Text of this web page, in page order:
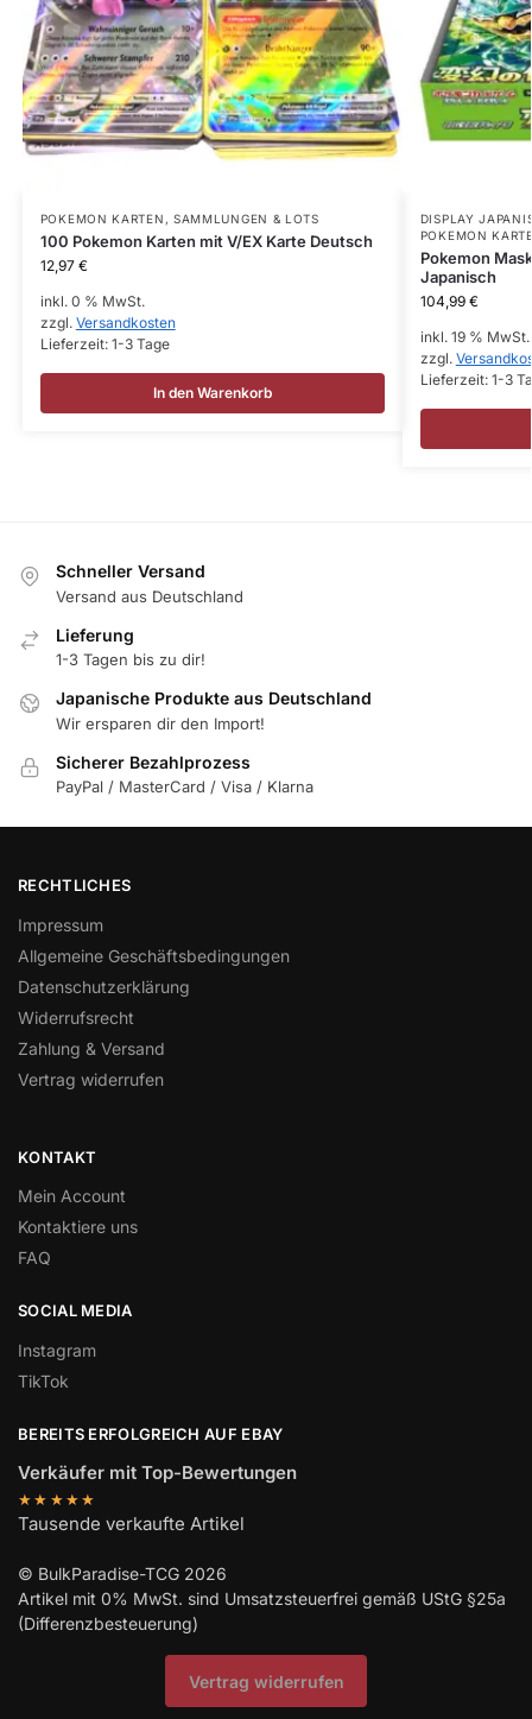
POKEMON KARTEN , SAMMLUNGEN & LOTS
100 Pokemon Karten mit V/EX Karte Deutsch
12,97 €
inkl. 0 % MwSt.
zzgl. Versandkosten
Lieferzeit: 1-3 Tage
In den Warenkorb
DISPLAY
POKEMON
Pokemon
Japanisch
104,99 €
inkl. 19 % MwSt.
zzgl.
Lieferzeit: 1-3
Schneller Versand
Versand aus Deutschland
Lieferung
1-3 Tagen bis zu dir!
Japanische Produkte aus Deutschland
Wir ersparen dir den Import!
Sicherer Bezahlprozess
PayPal / MasterCard / Visa / Klarna
RECHTLICHES
Impressum
Allgemeine Geschäftsbedingungen
Datenschutzerklärung
Widerrufsrecht
Zahlung & Versand
Vertrag widerrufen
KONTAKT
Mein Account
Kontaktiere uns
FAQ
SOCIAL MEDIA
Instagram
TikTok
BEREITS ERFOLGREICH AUF EBAY
Verkäufer mit Top-Bewertungen
★★★★★
Tausende verkaufte Artikel
© BulkParadise-TCG 2026
Artikel mit 0% MwSt. sind Umsatzsteuerfrei gemäß UStG §25a
(Differenzbesteuerung)
Vertrag widerrufen